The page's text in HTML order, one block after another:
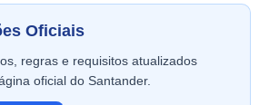
Oficiais
regras e requisitos atualizados
oficial do Santander.